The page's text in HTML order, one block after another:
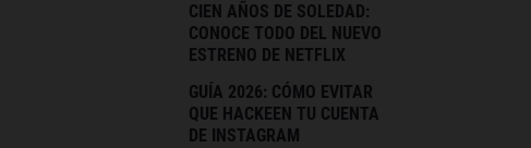
CIEN AÑOS DE SOLEDAD:
CONOCE TODO DEL NUEVO
ESTRENO DE NETFLIX
GUÍA 2026: CÓMO EVITAR
QUE HACKEEN TU CUENTA
DE INSTAGRAM